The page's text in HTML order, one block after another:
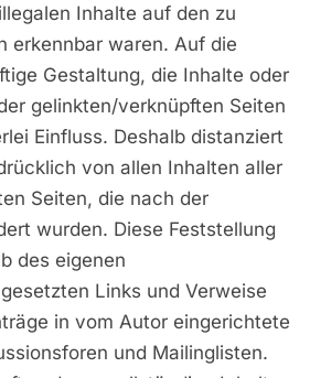
Inhalte auf den zu
erkennbar waren. Auf die
Gestaltung, die Inhalte oder
gelinkten/verknüpften Seiten
Einfluss. Deshalb distanziert
von allen Inhalten aller
Seiten, die nach der
wurden. Diese Feststellung
des eigenen
Links und Verweise
in vom Autor eingerichtete
und Mailinglisten.